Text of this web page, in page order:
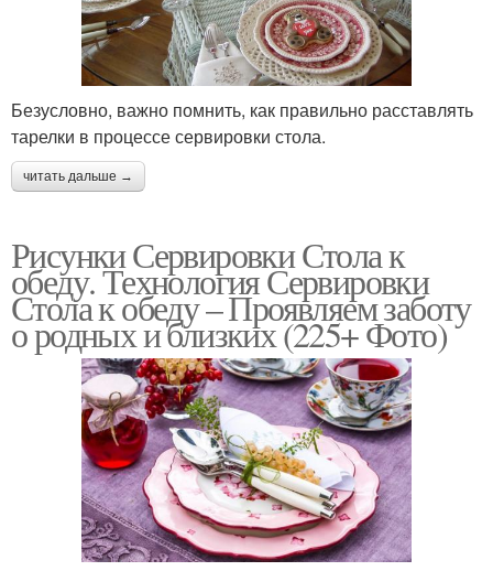
Безусловно, важно помнить, как правильно расставлять
тарелки в процессе сервировки стола.
читать дальше →
Рисунки Сервировки Стола к
обеду. Технология Сервировки
Стола к обеду – Проявляем заботу
о родных и близких (225+ Фото)